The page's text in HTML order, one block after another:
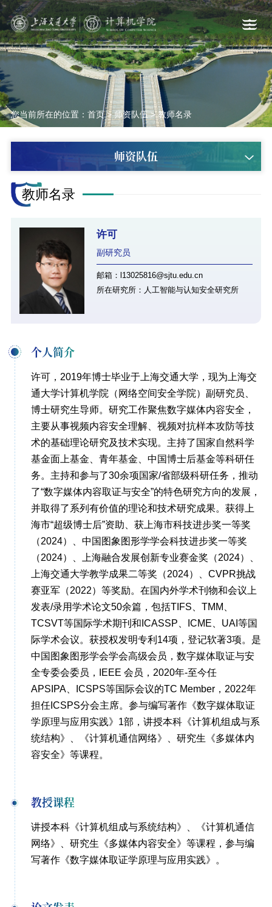
您当前所在的位置： 首页>师资队伍>教师名录
师资队伍
教师名录
许可
副研究员
邮箱：l13025816@sjtu.edu.cn
所在研究所：人工智能与认知安全研究所
个人简介
许可，2019年博士毕业于上海交通大学，现为上海交
通大学计算机学院（网络空间安全学院）副研究员、
博士研究生导师。研究工作聚焦数字媒体内容安全，
主要从事视频内容安全理解、视频对抗样本攻防等技
术的基础理论研究及技术实现。主持了国家自然科学
基金面上基金、青年基金、中国博士后基金等科研任
务。主持和参与了30余项国家/省部级科研任务，推动
了“数字媒体内容取证与安全”的特色研究方向的发展，
并取得了系列有价值的理论和技术研究成果。获得上
海市“超级博士后”资助、获上海市科技进步奖一等奖
（2024）、中国图象图形学学会科技进步奖一等奖
（2024）、上海融合发展创新专业赛金奖（2024）、
上海交通大学教学成果二等奖（2024）、CVPR挑战
赛亚军（2022）等奖励。在国内外学术刊物和会议上
发表/录用学术论文50余篇，包括TIFS、TMM、
TCSVT等国际学术期刊和ICASSP、ICME、UAI等国
际学术会议。获授权发明专利14项，登记软著3项。是
中国图象图形学会学会高级会员，数字媒体取证与安
全专委会委员，IEEE 会员，2020年-至今任
APSIPA、ICSPS等国际会议的TC Member，2022年
担任ICSPS分会主席。参与编写著作《数字媒体取证
学原理与应用实践》1部，讲授本科《计算机组成与系
统结构》、《计算机通信网络》、研究生《多媒体内
容安全》等课程。
教授课程
讲授本科《计算机组成与系统结构》、《计算机通信
网络》、研究生《多媒体内容安全》等课程，参与编
写著作《数字媒体取证学原理与应用实践》。